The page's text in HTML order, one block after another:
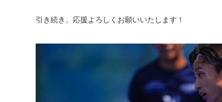
引き続き、応援よろしくお願いいたします！